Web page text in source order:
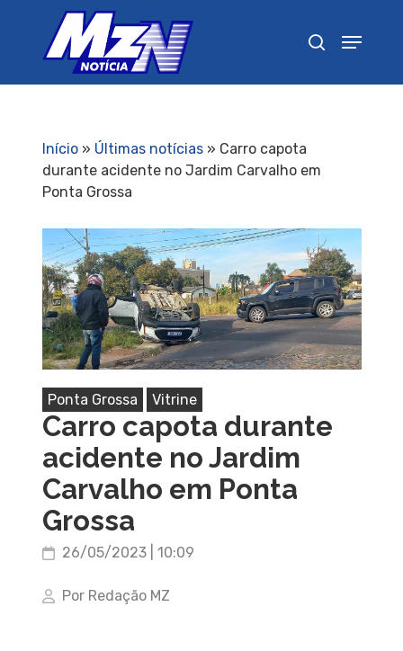
Início» Últimas notícias» Carro capota
durante acidente no Jardim Carvalho em
Ponta Grossa
Ponta Grossa Vitrine
Carro capota durante
acidente no Jardim
Carvalho em Ponta
Grossa
26/05/2023 | 10:09
Por Redação MZ